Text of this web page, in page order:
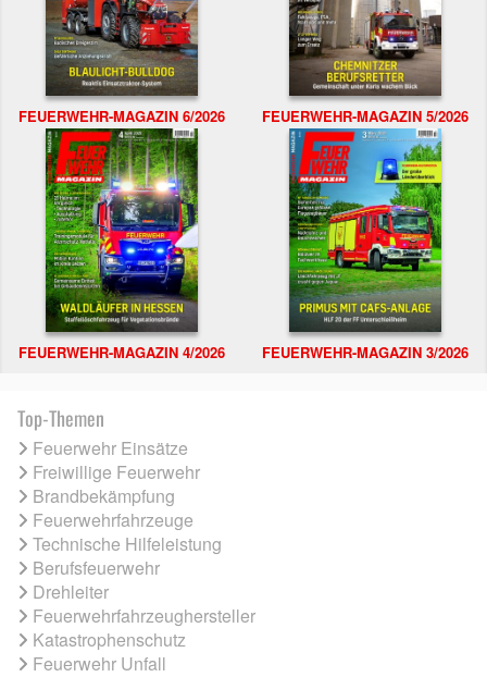
FEUERWEHR-MAGAZIN 6/2026 FEUERWEHR-MAGAZIN 5/2026
FEUERWEHR-MAGAZIN 4/2026 FEUERWEHR-MAGAZIN 3/2026
Top-Themen
Feuerwehr Einsätze
Freiwillige Feuerwehr
Brandbekämpfung
Feuerwehrfahrzeuge
Technische Hilfeleistung
Berufsfeuerwehr
Drehleiter
Feuerwehrfahrzeughersteller
Katastrophenschutz
Feuerwehr Unfall